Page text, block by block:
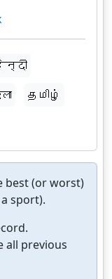
தமிழ்
best (or worst)
sport).
all previous